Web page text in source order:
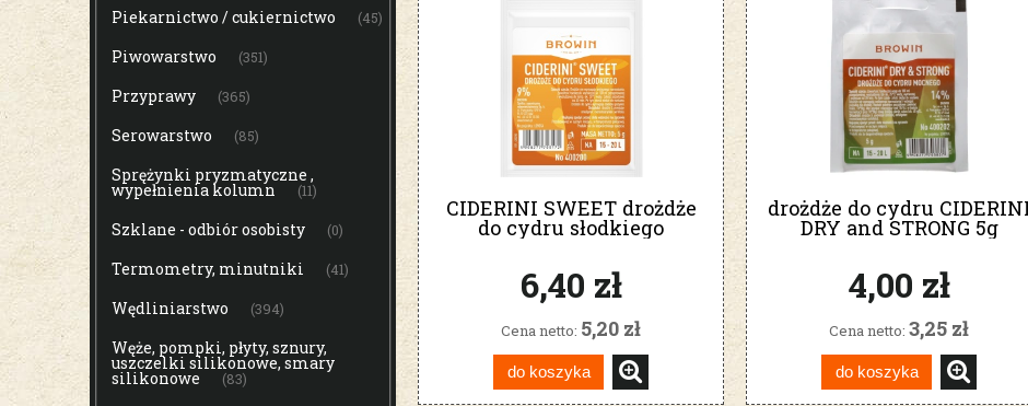
Piekarnictwo / cukiernictwo (45)
Piwowarstwo (351)
Przyprawy (365)
Serowarstwo (85)
Sprężynki pryzmatyczne ,
wypełnienia kolumn (11)
Szklane - odbiór osobisty (0)
Termometry, minutniki (41)
Wędliniarstwo (394)
Węże, pompki, płyty, sznury,
uszczelki silikonowe, smary
silikonowe (83)
CIDERINI SWEET drożdże
do cydru słodkiego
BROWIN 400200
6,40 zł
Cena netto: 5,20 zł
do koszyka
drożdże do cydru
DRY and STRONG 5g
4,00 zł
Cena netto: 3,25 zł
do koszyka